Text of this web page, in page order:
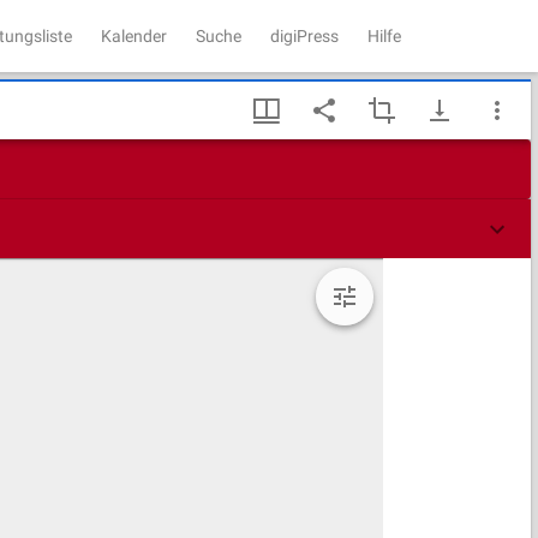
Kalender Suche digiPress Hilfe